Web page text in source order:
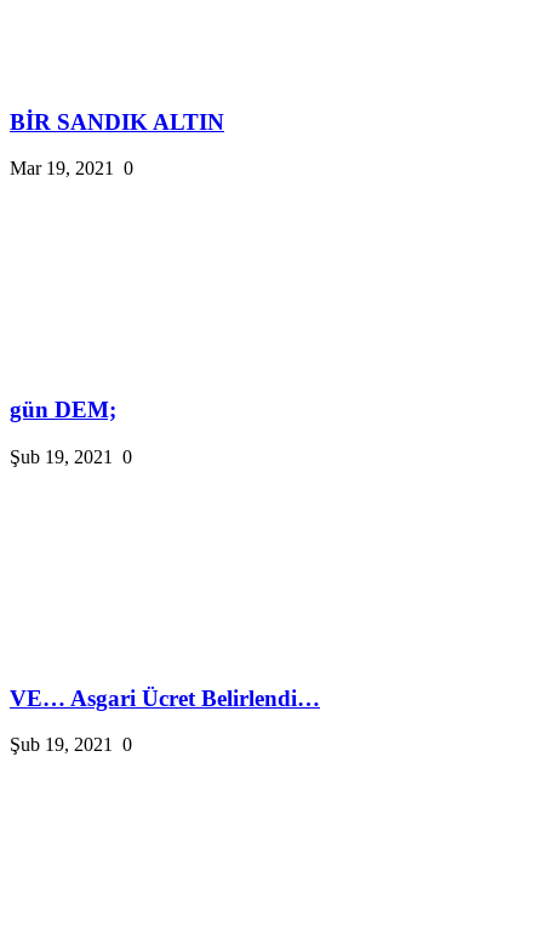
BİR SANDIK ALTIN
Mar 19, 2021 0
gün DEM;
Şub 19, 2021 0
VE… Asgari Ücret Belirlendi…
Şub 19, 2021 0